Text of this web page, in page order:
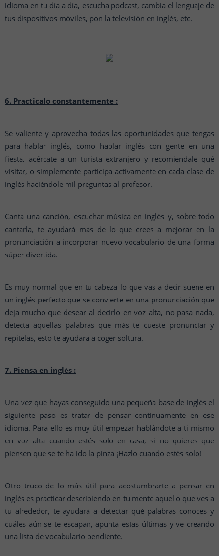
idioma en tu día a día, escucha podcast, cambia el lenguaje de
tus dispositivos móviles, pon la televisión en inglés, etc.
6. Practicalo constantemente :
Se valiente y aprovecha todas las oportunidades que tengas
para hablar inglés, como hablar inglés con gente en una
fiesta, acércate a un turista extranjero y recomiendale qué
visitar, o simplemente participa activamente en cada clase de
inglés haciéndole mil preguntas al profesor.
Canta una canción, escuchar música en inglés y, sobre todo
cantarla, te ayudará más de lo que crees a mejorar en la
pronunciación a incorporar nuevo vocabulario de una forma
súper divertida.
Es muy normal que en tu cabeza lo que vas a decir suene en
un inglés perfecto que se convierte en una pronunciación que
deja mucho que desear al decirlo en voz alta, no pasa nada,
detecta aquellas palabras que más te cueste pronunciar y
repitelas, esto te ayudará a coger soltura.
7. Piensa en inglés :
Una vez que hayas conseguido una pequeña base de inglés el
siguiente paso es tratar de pensar continuamente en ese
idioma. Para ello es muy útil empezar hablándote a ti mismo
en voz alta cuando estés solo en casa, si no quieres que
piensen que se te ha ido la pinza ¡Hazlo cuando estés solo!
Otro truco de lo más útil para acostumbrarte a pensar en
inglés es practicar describiendo en tu mente aquello que ves a
tu alrededor, te ayudará a detectar qué palabras conoces y
cuáles aún se te escapan, apunta estas últimas y ve creando
una lista de vocabulario pendiente.